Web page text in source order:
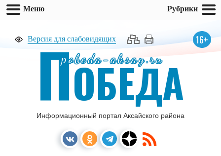
Версия для слабовидящих 16+
pobeda-aksay.ru
ПОБЕДА
Информационный портал Аксайского района
Меню Рубрики